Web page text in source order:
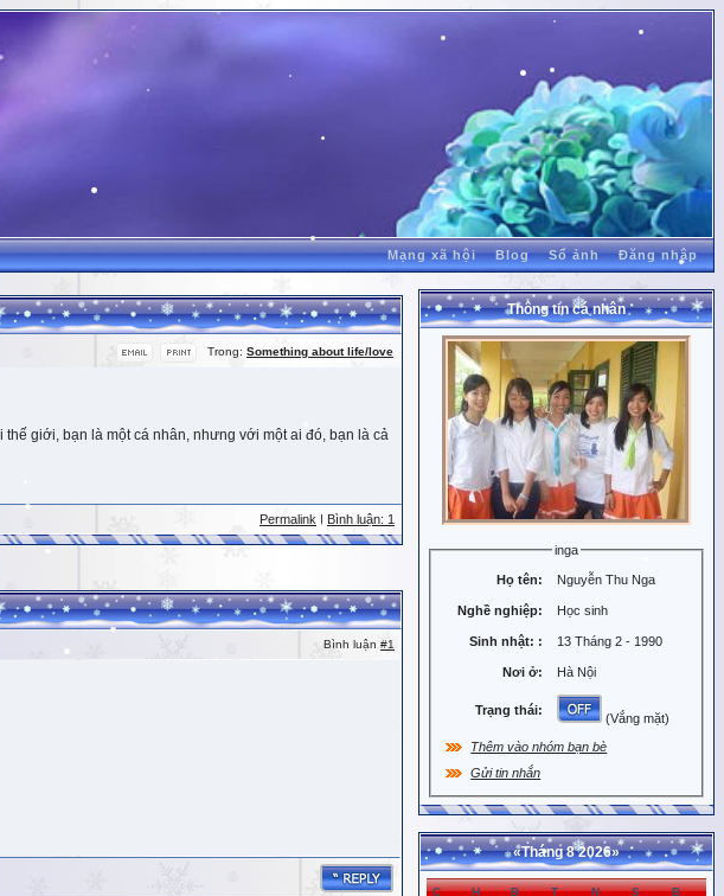
Mạng xã hội Blog Sổ ảnh Đăng nhập
Trong: Something about life/love
giới, bạn là một cá nhân, nhưng với một ai đó, bạn là cả
Permalink Bình luận: 1
Bình luận #1
Thông tin cá nhân
inga
Họ tên: Nguyễn Thu Nga
Nghề nghiệp: Học sinh
Sinh nhật: : 13 Tháng 2 - 1990
Nơi ở: Hà Nội
Trạng thái:
(Vắng mặt)
Thêm vào nhóm bạn bè
Gửi tin nhắn
«Tháng 8 2026»
C H B T N S B